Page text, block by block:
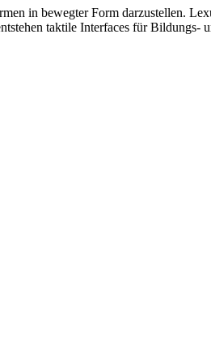
in bewegter Form darzustellen.
taktile Interfaces für Bildungs-